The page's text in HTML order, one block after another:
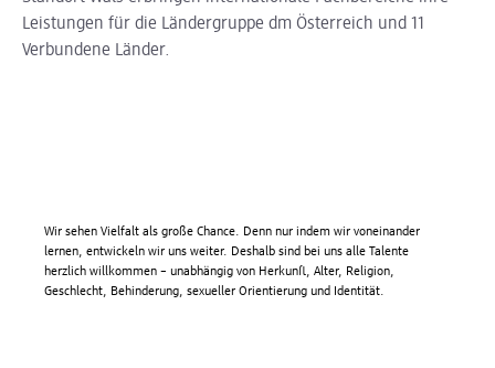
Leistungen für die Ländergruppe dm Österreich und 11
Verbundene Länder.
Wir sehen Vielfalt als große Chance. Denn nur indem wir voneinander
lernen, entwickeln wir uns weiter. Deshalb sind bei uns alle Talente
herzlich willkommen – unabhängig von Herkunft, Alter, Religion,
Geschlecht, Behinderung, sexueller Orientierung und Identität.